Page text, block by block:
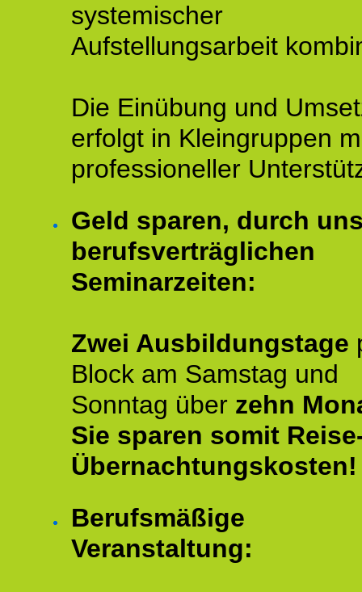
systemischer
Aufstellungsarbeit
Die Einübung und
erfolgt in Kleingruppen
professioneller
Geld sparen, durch
berufsverträglichen
Seminarzeiten:
Zwei Ausbildungstage
Block am Samstag und
Sonntag über zehn
Sie sparen somit
Übernachtungskosten!
Berufsmäßige
Veranstaltung: